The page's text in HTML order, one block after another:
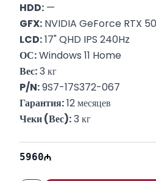
HDD: —
GFX: NVIDIA GeForce RTX
LCD: 17" QHD IPS 240Hz
ОС: Windows 11 Home
Вес: 3 кг
P/N: 9S7-17S372-067
Гарантия: 12 месяцев
Чеки (Вес): 3 кг
5960